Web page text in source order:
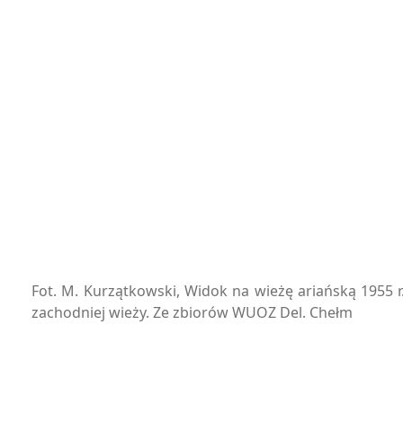
Fot. M. Kurzątkowski, Widok na wieżę ariańską 1955
zachodniej wieży. Ze zbiorów WUOZ Del. Chełm